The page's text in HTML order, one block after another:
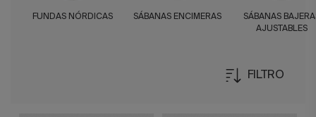
FUNDAS NÓRDICAS SÁBANAS ENCIMERAS
SÁBANAS
AJUSTABLES
FILTRO